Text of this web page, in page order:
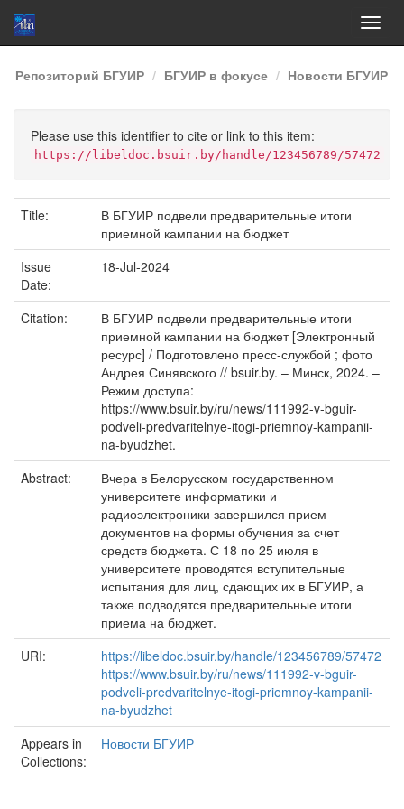
Skip
navigation
Репозиторий БГУИР БГУИР в фокусе Новости БГУИР
Please use this identifier to cite or link to this item:
https://libeldoc.bsuir.by/handle/123456789/57472
Title:
В БГУИР подвели предварительные итоги
приемной кампании на бюджет
Issue
Date:
18-Jul-2024
Citation:
В БГУИР подвели предварительные итоги
приемной кампании на бюджет [Электронный
ресурс] / Подготовлено пресс-службой ; фото
Андрея Синявского // bsuir.by. – Минск, 2024. –
Режим доступа:
https://www.bsuir.by/ru/news/111992-v-bguir-
podveli-predvaritelnye-itogi-priemnoy-kampanii-
na-byudzhet.
Abstract:
Вчера в Белорусском государственном
университете информатики и
радиоэлектроники завершился прием
документов на формы обучения за счет
средств бюджета. С 18 по 25 июля в
университете проводятся вступительные
испытания для лиц, сдающих их в БГУИР, а
также подводятся предварительные итоги
приема на бюджет.
URI:
https://libeldoc.bsuir.by/handle/123456789/57472
https://www.bsuir.by/ru/news/111992-v-bguir-
podveli-predvaritelnye-itogi-priemnoy-kampanii-
na-byudzhet
Appears in
Collections:
Новости БГУИР